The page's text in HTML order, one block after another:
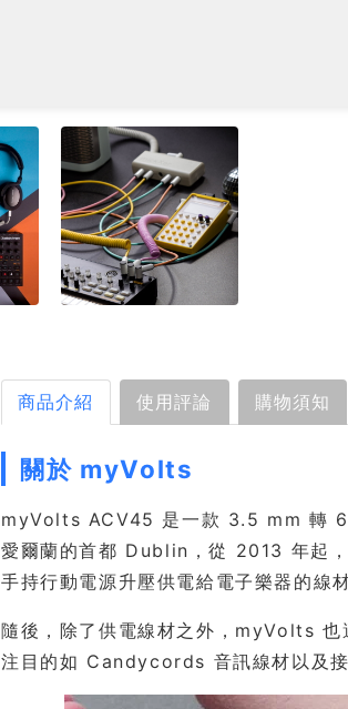
商品介紹 使用評論 購物須知
關於 myVolts
myVolts ACV45 是一款 3.5 mm 轉
愛爾蘭的首都 Dublin，從 2013 年起，
手持行動電源升壓供電給電子樂器的線
隨後，除了供電線材之外，myVolts 也
注目的如 Candycords 音訊線材以及